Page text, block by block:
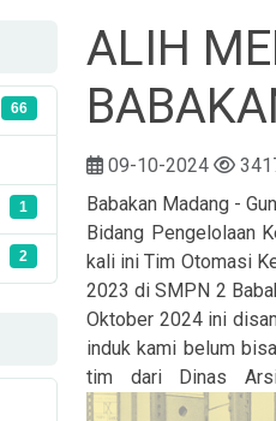
66
1
2
ALIH
09-10-2024
Babakan Madang -
Bidang Pengelolaan
kali ini Tim Otomasi
2023 di SMPN 2
Oktober 2024 ini
induk kami belum
tim dari Dinas